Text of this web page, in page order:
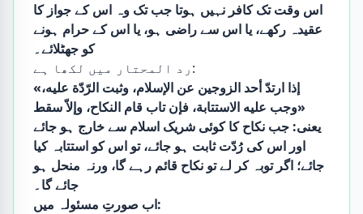
اس وقت تک کافر نہیں ہوتا جب تک وہ اس کے جواز کا
عقیدہ رکھے، یا اس سے راضی ہو، یا اس کے حرام ہونے
کو جھٹلائے۔
رد المحتار میں لکھا ہے:
«إذا ارتدّ أحد الزوجين عن الإسلام، وثبت الرّدّة عليه،
وجب عليه الاستتابة، فإن تاب قام النكاح، وإلاّ سقط»
یعنی: جب نکاح کا کوئی شریک اسلام سے خارج ہو جائے
اور اس کی رُدّت ثابت ہو جائے، تو اس کو استتابہ کیا
جائے؛ اگر توبہ کر لے تو نکاح قائم رہے گا، ورنہ منحل ہو
جائے گا۔
اب صورتِ مسئولہ میں: